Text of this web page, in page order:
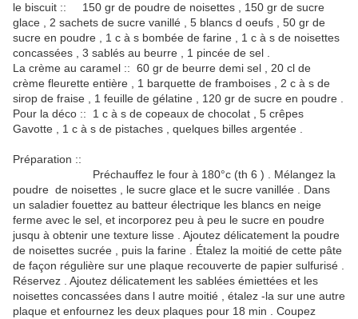
le biscuit :: 150 gr de poudre de noisettes , 150 gr de sucre
glace , 2 sachets de sucre vanillé , 5 blancs d oeufs , 50 gr de
sucre en poudre , 1 c à s bombée de farine , 1 c à s de noisettes
concassées , 3 sablés au beurre , 1 pincée de sel .
La crème au caramel :: 60 gr de beurre demi sel , 20 cl de
crème fleurette entière , 1 barquette de framboises , 2 c à s de
sirop de fraise , 1 feuille de gélatine , 120 gr de sucre en poudre .
Pour la déco :: 1 c à s de copeaux de chocolat , 5 crêpes
Gavotte , 1 c à s de pistaches , quelques billes argentée .
Préparation ::
Préchauffez le four à 180°c (th 6 ) . Mélangez la
poudre de noisettes , le sucre glace et le sucre vanillée . Dans
un saladier fouettez au batteur électrique les blancs en neige
ferme avec le sel, et incorporez peu à peu le sucre en poudre
jusqu à obtenir une texture lisse . Ajoutez délicatement la poudre
de noisettes sucrée , puis la farine . Étalez la moitié de cette pâte
de façon régulière sur une plaque recouverte de papier sulfurisé .
Réservez . Ajoutez délicatement les sablées émiettées et les
noisettes concassées dans l autre moitié , étalez -la sur une autre
plaque et enfournez les deux plaques pour 18 min . Coupez